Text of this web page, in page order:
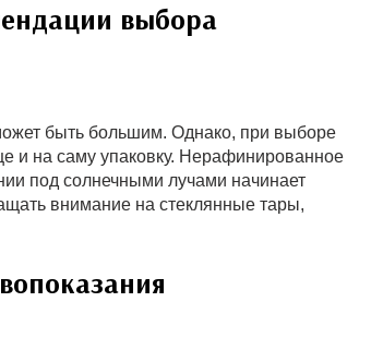
выбора
быть большим. Однако, при выборе
и на саму упаковку. Нерафинированное
под солнечными лучами начинает
внимание на стеклянные тары,